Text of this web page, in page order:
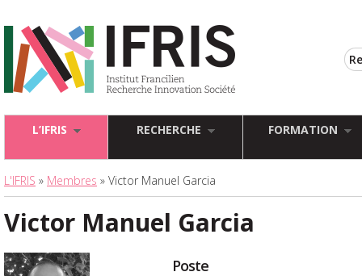
L’IFRIS RECHERCHE FORMATION
L'IFRIS » Membres » Victor Manuel Garcia
Victor Manuel Garcia
Poste